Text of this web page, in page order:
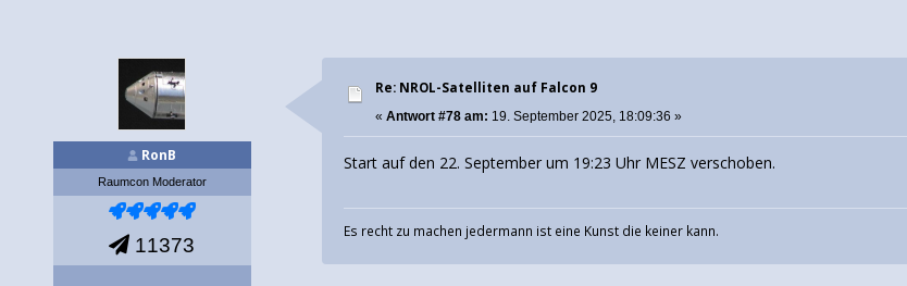
RonB
Raumcon Moderator
11373
Re: NROL-Satelliten auf Falcon 9
«Antwort #78 am: 19. September 2025, 18:09:36 »
Start auf den 22. September um 19:23 Uhr MESZ verschoben.
Es recht zu machen jedermann ist eine Kunst die keiner kann.